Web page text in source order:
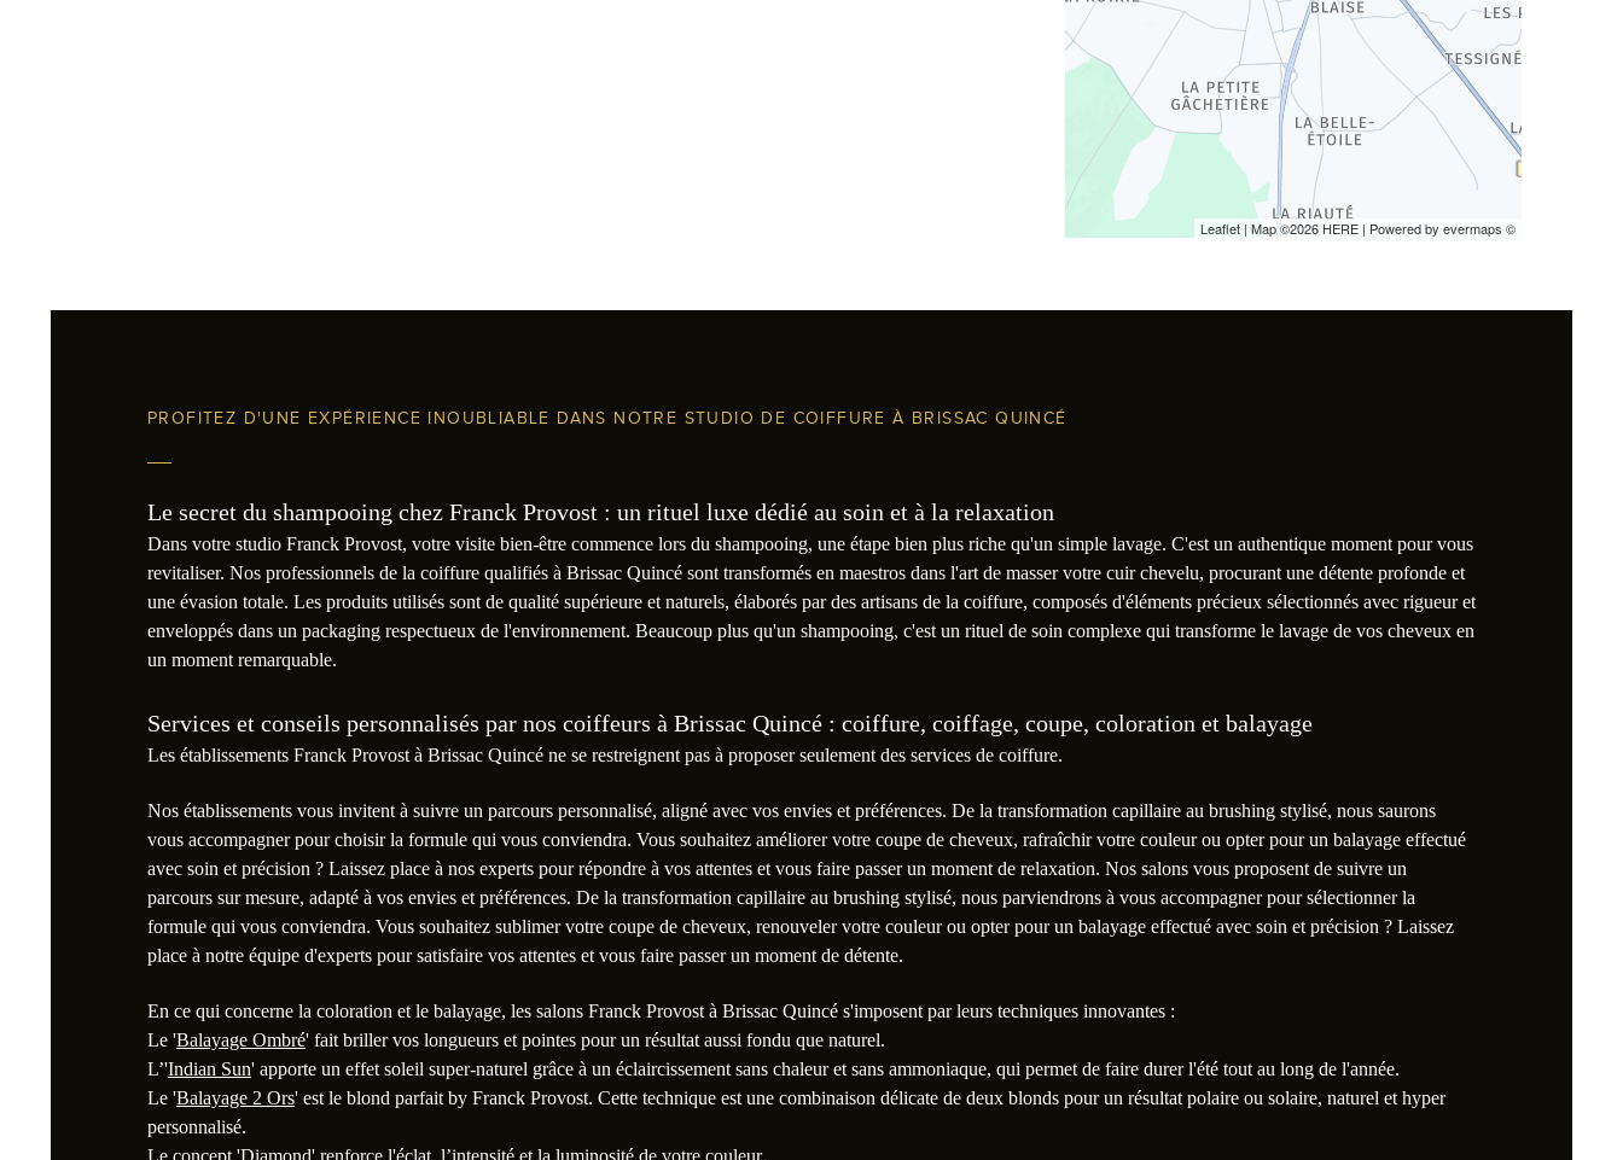
Leaflet | Map ©2026 HERE | Powered by evermaps ©
PROFITEZ D'UNE EXPÉRIENCE INOUBLIABLE DANS NOTRE STUDIO DE COIFFURE À BRISSAC QUINCÉ
Le secret du shampooing chez Franck Provost : un rituel luxe dédié au soin et à la relaxation
Dans votre studio Franck Provost, votre visite bien-être commence lors du shampooing, une étape bien plus riche qu'un simple lavage. C'est un authentique moment pour vous
revitaliser. Nos professionnels de la coiffure qualifiés à Brissac Quincé sont transformés en maestros dans l'art de masser votre cuir chevelu, procurant une détente profonde et
une évasion totale. Les produits utilisés sont de qualité supérieure et naturels, élaborés par des artisans de la coiffure, composés d'éléments précieux sélectionnés avec rigueur et
enveloppés dans un packaging respectueux de l'environnement. Beaucoup plus qu'un shampooing, c'est un rituel de soin complexe qui transforme le lavage de vos cheveux en
un moment remarquable.
Services et conseils personnalisés par nos coiffeurs à Brissac Quincé : coiffure, coiffage, coupe, coloration et balayage
Les établissements Franck Provost à Brissac Quincé ne se restreignent pas à proposer seulement des services de coiffure.
Nos établissements vous invitent à suivre un parcours personnalisé, aligné avec vos envies et préférences. De la transformation capillaire au brushing stylisé, nous saurons
vous accompagner pour choisir la formule qui vous conviendra. Vous souhaitez améliorer votre coupe de cheveux, rafraîchir votre couleur ou opter pour un balayage effectué
avec soin et précision ? Laissez place à nos experts pour répondre à vos attentes et vous faire passer un moment de relaxation. Nos salons vous proposent de suivre un
parcours sur mesure, adapté à vos envies et préférences. De la transformation capillaire au brushing stylisé, nous parviendrons à vous accompagner pour sélectionner la
formule qui vous conviendra. Vous souhaitez sublimer votre coupe de cheveux, renouveler votre couleur ou opter pour un balayage effectué avec soin et précision ? Laissez
place à notre équipe d'experts pour satisfaire vos attentes et vous faire passer un moment de détente.
En ce qui concerne la coloration et le balayage, les salons Franck Provost à Brissac Quincé s'imposent par leurs techniques innovantes :
Le 'Balayage Ombré' fait briller vos longueurs et pointes pour un résultat aussi fondu que naturel.
L’'Indian Sun' apporte un effet soleil super-naturel grâce à un éclaircissement sans chaleur et sans ammoniaque, qui permet de faire durer l'été tout au long de l'année.
Le 'Balayage 2 Ors' est le blond parfait by Franck Provost. Cette technique est une combinaison délicate de deux blonds pour un résultat polaire ou solaire, naturel et hyper
personnalisé.